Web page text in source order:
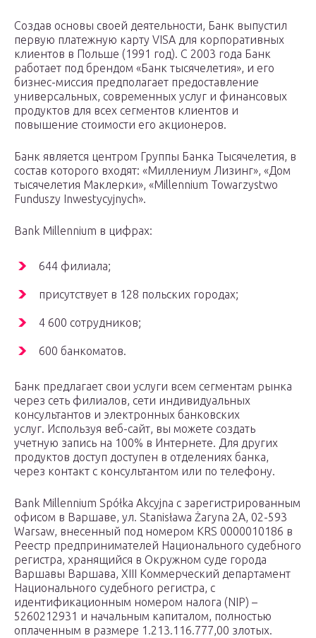
Создав основы своей деятельности, Банк выпустил
первую платежную карту VISA для корпоративных
клиентов в Польше (1991 год). С 2003 года Банк
работает под брендом «Банк тысячелетия», и его
бизнес-миссия предполагает предоставление
универсальных, современных услуг и финансовых
продуктов для всех сегментов клиентов и
повышение стоимости его акционеров.
Банк является центром Группы Банка Тысячелетия, в
состав которого входят: «Миллениум Лизинг», «Дом
тысячелетия Маклерки», «Millennium Towarzystwo
Funduszy Inwestycyjnych».
Bank Millennium в цифрах:
644 филиала;
присутствует в 128 польских городах;
4 600 сотрудников;
600 банкоматов.
Банк предлагает свои услуги всем сегментам рынка
через сеть филиалов, сети индивидуальных
консультантов и электронных банковских
услуг. Используя веб-сайт, вы можете создать
учетную запись на 100% в Интернете. Для других
продуктов доступ доступен в отделениях банка,
через контакт с консультантом или по телефону.
Bank Millennium Spółka Akcyjna с зарегистрированным
офисом в Варшаве, ул. Stanisława Żaryna 2A, 02-593
Warsaw, внесенный под номером KRS 0000010186 в
Реестр предпринимателей Национального судебного
регистра, хранящийся в Окружном суде города
Варшавы Варшава, XIII Коммерческий департамент
Национального судебного регистра, с
идентификационным номером налога (NIP) –
5260212931 и начальным капиталом, полностью
оплаченным в размере 1.213.116.777,00 злотых.